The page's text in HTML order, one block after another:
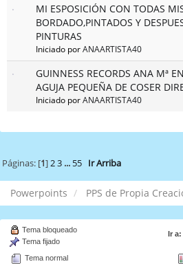
MI ESPOSICIÓN CON TODAS
BORDADO,PINTADOS Y
PINTURAS
Iniciado porANAARTISTA40
GUINNESS RECORDS ANA Mª
AGUJA PEQUEÑA DE COSER
Iniciado porANAARTISTA40
Páginas: [1]2 3 ... 55 Ir Arriba
Powerpoints PPS de Propia
Ir a:
Tema normal
Tema bloqueado
Tema fijado